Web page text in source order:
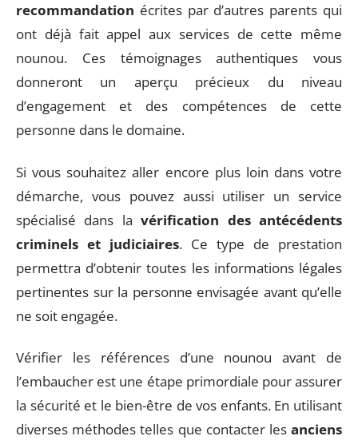
recommandation écrites par d’autres parents qui
ont déjà fait appel aux services de cette même
nounou. Ces témoignages authentiques vous
donneront un aperçu précieux du niveau
d’engagement et des compétences de cette
personne dans le domaine.
Si vous souhaitez aller encore plus loin dans votre
démarche, vous pouvez aussi utiliser un service
spécialisé dans lavérification des antécédents
criminels et judiciaires. Ce type de prestation
permettra d’obtenir toutes les informations légales
pertinentes sur la personne envisagée avant qu’elle
ne soit engagée.
Vérifier les références d’une nounou avant de
l’embaucher est une étape primordiale pour assurer
la sécurité et le bien-être de vos enfants. En utilisant
diverses méthodes telles que contacter les anciens